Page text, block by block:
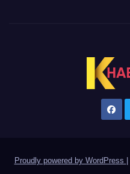
Proudly powered by WordPress |